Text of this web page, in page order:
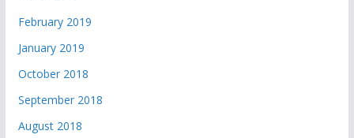
February 2019
January 2019
October 2018
September 2018
August 2018